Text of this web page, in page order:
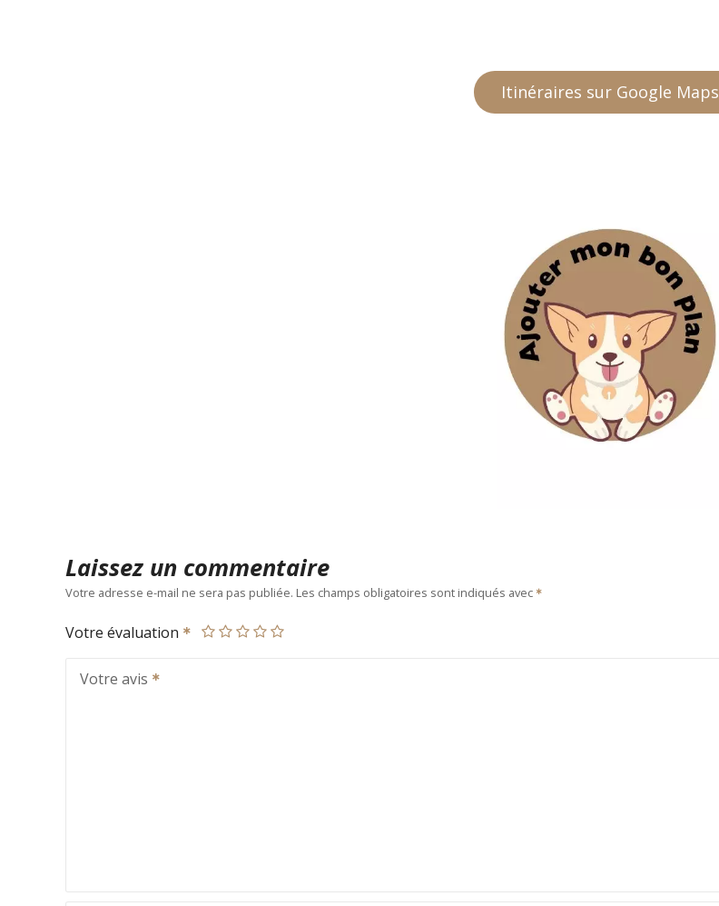
Itinéraires sur Google Maps
Laissez un commentaire
Votre adresse e-mail ne sera pas publiée. Les champs obligatoires sont indiqués avec
Votre évaluation
Votre avis